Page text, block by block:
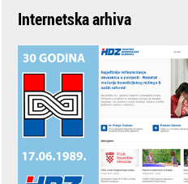
Internetska arhiva